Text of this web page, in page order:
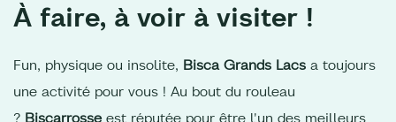
À faire, à voir à visiter !
Fun, physique ou insolite, Bisca Grands Lacs a toujours
une activité pour vous ! Au bout du rouleau
? Biscarrosse est réputée pour être l'un des meilleurs